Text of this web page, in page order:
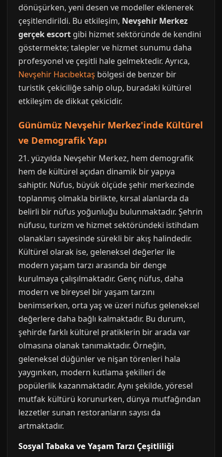
dönüşürken, yeni desen ve modeller eklenerek
çeşitlendirildi. Bu etkileşim, Nevşehir Merkez
gerçek escort gibi hizmet sektöründe de kendini
göstermekte; talepler ve hizmet sunumu daha
profesyonel ve çeşitli hale gelmektedir. Ayrıca,
Nevşehir Hacıbektaş bölgesi de benzer bir
turistik çekiciliğe sahip olup, buradaki kültürel
etkileşim de dikkat çekicidir.
Günümüz Nevşehir Merkez'inde Kültürel
ve Demografik Yapı
21. yüzyılda Nevşehir Merkez, hem demografik
hem de kültürel açıdan dinamik bir yapıya
sahiptir. Nüfus, büyük ölçüde şehir merkezinde
toplanmış olmakla birlikte, kırsal alanlarda da
belirli bir nüfus yoğunluğu bulunmaktadır. Şehrin
nüfusu, turizm ve hizmet sektöründeki istihdam
olanakları sayesinde sürekli bir akış halindedir.
Kültürel olarak ise, geleneksel değerler ile
modern yaşam tarzı arasında bir denge
kurulmaya çalışılmaktadır. Genç nüfus, daha
modern ve bireysel bir yaşam tarzını
benimserken, orta yaş ve üzeri nüfus geleneksel
değerlere daha bağlı kalmaktadır. Bu durum,
şehirde farklı kültürel pratiklerin bir arada var
olmasına olanak tanımaktadır. Örneğin,
geleneksel düğünler ve nişan törenleri hala
yaygınken, modern kutlama şekilleri de
popülerlik kazanmaktadır. Aynı şekilde, yöresel
mutfak kültürü korunurken, dünya mutfağından
lezzetler sunan restoranların sayısı da
artmaktadır.
Sosyal Tabaka ve Yaşam Tarzı Çeşitliliği